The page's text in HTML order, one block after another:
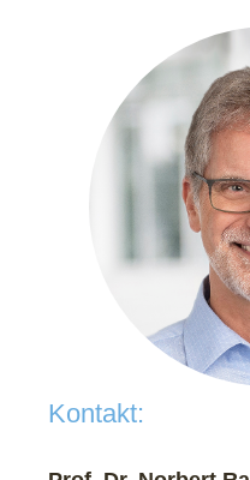
Kontakt: